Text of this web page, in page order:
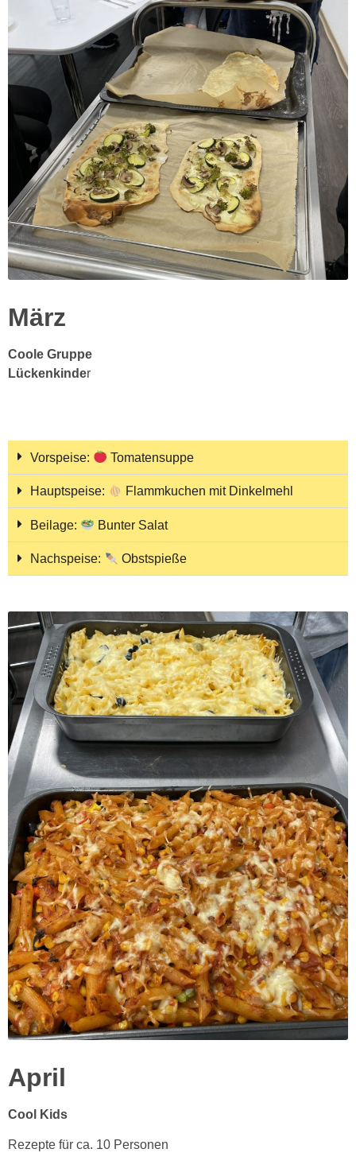
März
Coole Gruppe
Lückenkinder
Vorspeise: Tomatensuppe
Hauptspeise: Flammkuchen mit Dinkelmehl
Beilage: Bunter Salat
Nachspeise: Obstspieße
April
Cool Kids
Rezepte für ca. 10 Personen